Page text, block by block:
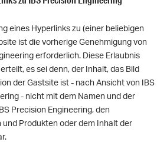
eines Hyperlinks zu (einer beliebigen
ist die vorherige Genehmigung von
erforderlich. Diese Erlaubnis
es sei denn, der Inhalt, das Bild
der Gastsite ist - nach Ansicht von IBS
- nicht mit dem Namen und der
Precision Engineering, den
Produkten oder dem Inhalt der